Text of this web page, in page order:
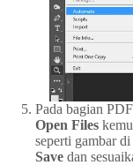
Pada bagian
Open Files
seperti gambar
Save dan